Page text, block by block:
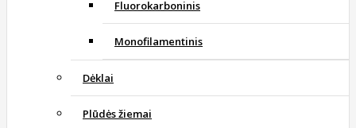
Fluorokarboninis
Monofilamentinis
Dėklai
Plūdės žiemai